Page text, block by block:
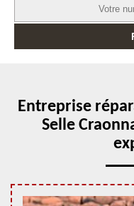
Entreprise
Selle